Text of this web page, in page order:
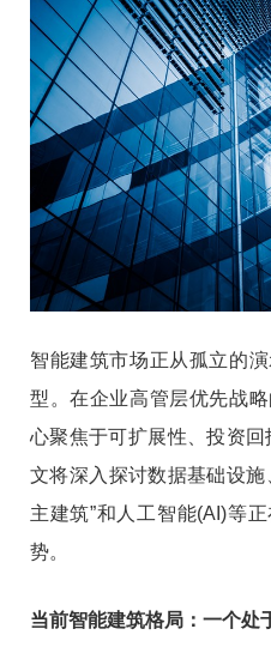
智能建筑市场正从孤立的
型。在企业高管层优先战
心聚焦于可扩展性、投资
文将深入探讨数据基础设施
主建筑”和人工智能(AI)等
势。
当前智能建筑格局：一个处